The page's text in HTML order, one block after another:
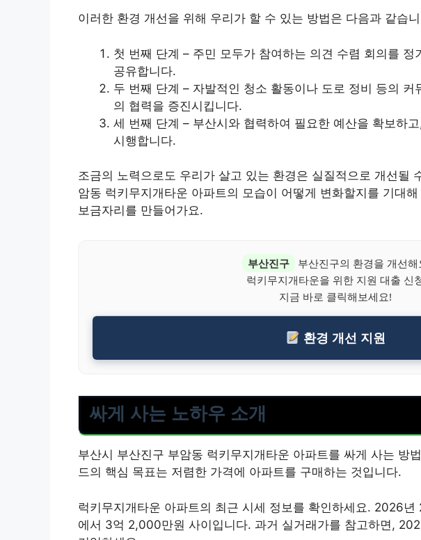
이러한 환경 개선을 위해 우리가 할 수 있는 방법은 다음과 같습
첫 번째 단계 – 주민 모두가 참여하는 의견 수렴 회의를 정
공유합니다.
두 번째 단계 – 자발적인 청소 활동이나 도로 정비 등의
의 협력을 증진시킵니다.
세 번째 단계 – 부산시와 협력하여 필요한 예산을 확보하
시행합니다.
조금의 노력으로도 우리가 살고 있는 환경은 실질적으로 개선될
암동 럭키무지개타운 아파트의 모습이 어떻게 변화할지를 기대
보금자리를 만들어가요.
부산진구
부산진구의 환경을 개선해
럭키무지개타운을 위한 지원 대출 신
지금 바로 클릭해보세요!
환경 개선 지원
싸게 사는 노하우 소개
부산시 부산진구 부암동 럭키무지개타운 아파트를 싸게 사는 방
드의 핵심 목표는 저렴한 가격에 아파트를 구매하는 것입니다.
럭키무지개타운 아파트의 최근 시세 정보를 확인하세요. 2026
에서 3억 2,000만원 사이입니다. 과거 실거래가를 참고하면,